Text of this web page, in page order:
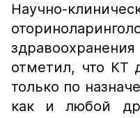
Научно-
отметил, что КТ
только по
как и любой